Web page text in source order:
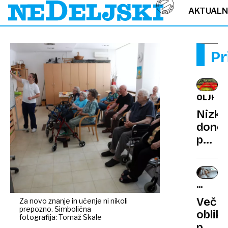
Za novo znanje in učenje ni nikoli
prepozno. Simbolična
fotografija: Tomaž Skale
OLJKE
Nizki
in
je
čas
OB
18H
Več
oblik